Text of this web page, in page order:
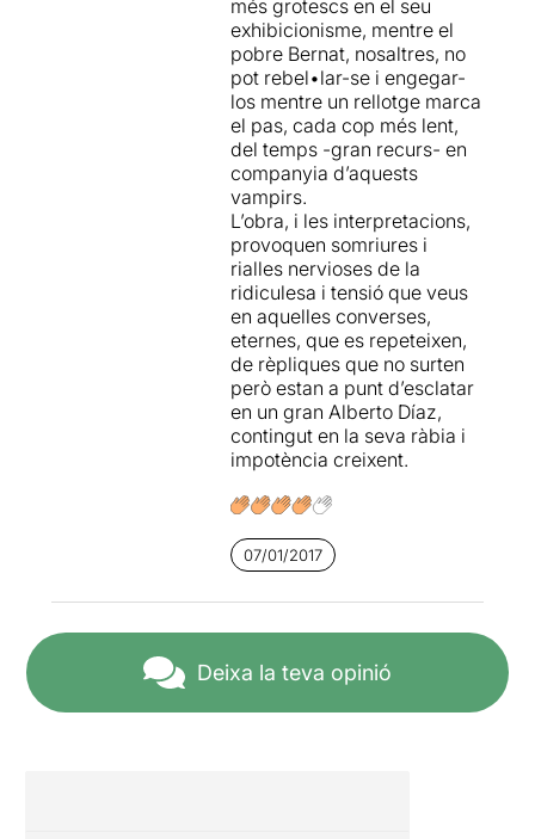
més grotescs en el seu
exhibicionisme, mentre el
pobre Bernat, nosaltres, no
pot rebel•lar-se i engegar-
los mentre un rellotge marca
el pas, cada cop més lent,
del temps -gran recurs- en
companyia d’aquests
vampirs.
L’obra, i les interpretacions,
provoquen somriures i
rialles nervioses de la
ridiculesa i tensió que veus
en aquelles converses,
eternes, que es repeteixen,
de rèpliques que no surten
però estan a punt d’esclatar
en un gran Alberto Díaz,
contingut en la seva ràbia i
impotència creixent.
07/01/2017
Deixa la teva opinió